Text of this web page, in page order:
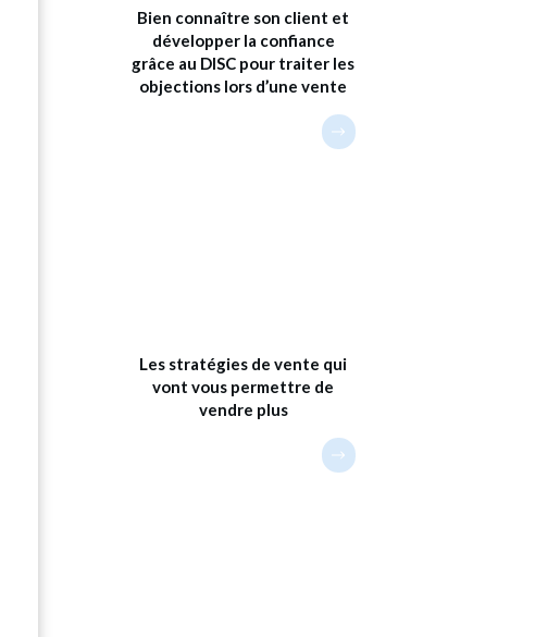
Bien connaître son client et
développer la confiance
grâce au DISC pour traiter les
objections lors d’une vente
Les stratégies de vente qui
vont vous permettre de
vendre plus